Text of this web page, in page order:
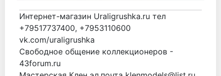
Интернет-магазин Uraligrushka.ru тел
+79517737400, +7953110600
vk.com/uraligrushka
Свободное общение коллекционеров -
43forum.ru